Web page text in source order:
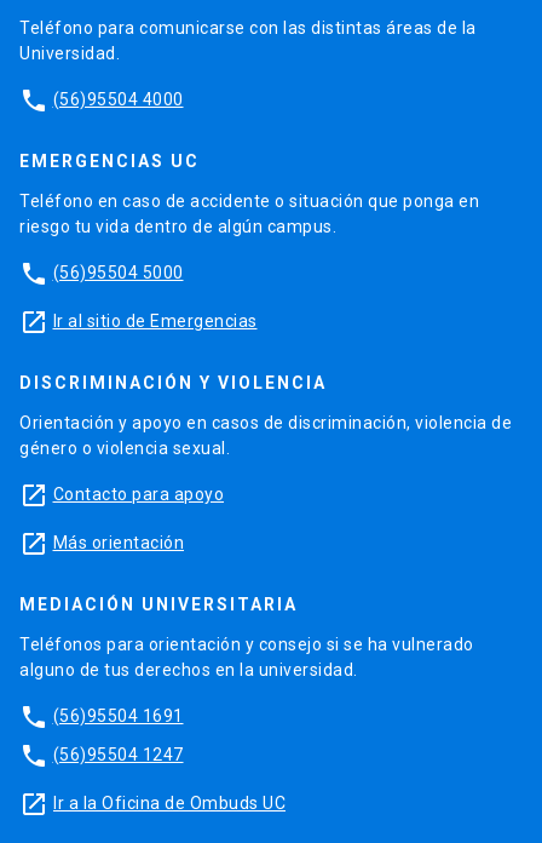
Teléfono para comunicarse con las distintas áreas de la
Universidad.
phone (56)95504 4000
EMERGENCIAS UC
Teléfono en caso de accidente o situación que ponga en
riesgo tu vida dentro de algún campus.
phone (56)95504 5000
launch Ir al sitio de Emergencias
DISCRIMINACIÓN Y VIOLENCIA
Orientación y apoyo en casos de discriminación, violencia de
género o violencia sexual.
launch Contacto para apoyo
launch Más orientación
MEDIACIÓN UNIVERSITARIA
Teléfonos para orientación y consejo si se ha vulnerado
alguno de tus derechos en la universidad.
phone (56)95504 1691
phone (56)95504 1247
launch Ir a la Oficina de Ombuds UC